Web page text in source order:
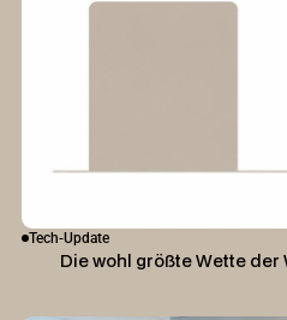
Tech-Update
Die wohl größte Wette